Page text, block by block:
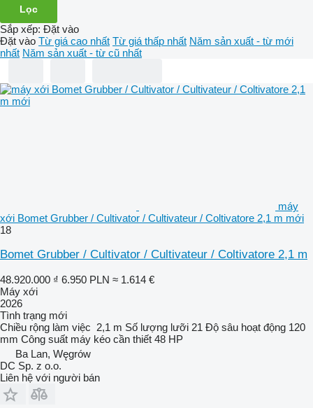
Lọc
Sắp xếp: Đặt vào
Đặt vào Từ giá cao nhất Từ giá thấp nhất Năm sản xuất - từ mới
nhất Năm sản xuất - từ cũ nhất
máy
xới Bomet Grubber / Cultivator / Cultivateur / Coltivatore 2,1 m mới
18
Bomet Grubber / Cultivator / Cultivateur / Coltivatore 2,1 m
48.920.000 ₫ 6.950 PLN ≈ 1.614 €
Máy xới
2026
Tình trạng mới
Chiều rộng làm việc 2,1 m Số lượng lưỡi 21 Độ sâu hoạt động 120
mm Công suất máy kéo cần thiết 48 HP
Ba Lan, Węgrów
DC Sp. z o.o.
Liên hệ với người bán